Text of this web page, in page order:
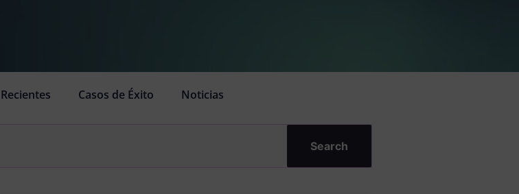
Recientes Casos de Éxito Noticias
Search